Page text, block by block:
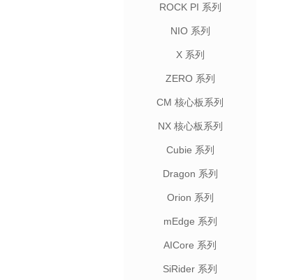
ROCK PI 系列
NIO 系列
X 系列
ZERO 系列
CM 核心板系列
NX 核心板系列
Cubie 系列
Dragon 系列
Orion 系列
mEdge 系列
AICore 系列
SiRider 系列